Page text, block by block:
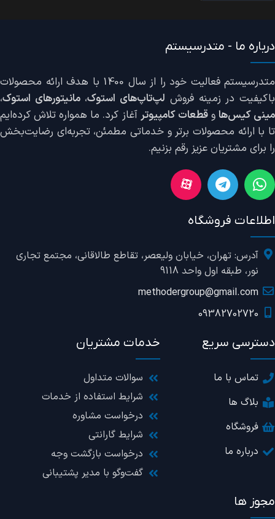
درباره ما - متدرسیستم
متدرسیستم فعالیت خود را از سال 1400 با هدف ارائه محصولات
باکیفیت در زمینه فروش لپ‌تاپ‌های استوک،مانیتورهای استوک،
مینی کیس‌هاوقطعات کامپیوترآغاز کرد. ما همواره تلاش کرده‌ایم
تا با ارائه محصولات برتر و خدماتی مطمئن، تجربه‌ای رضایت‌بخش
را برای مشتریان عزیز رقم بزنیم.
اطلاعات فروشگاه
آدرس: تهران، خیابان ولیعصر، تقاطع طالاقانی، مجتمع تجاری
نور، طبقه اول واحد 9118
methodergroup@gmail.com
09382702720
دسترسی سریع
تماس با ما
بلاگ ها
فروشگاه
درباره ما
خدمات مشتریان
سوالات متداول
شرایط استفاده از خدمات
درخواست مشاوره
شرایط گارانتی
درخواست بازگشت وجه
گفت‌وگو با مدیر پشتیبانی
مجوز ها